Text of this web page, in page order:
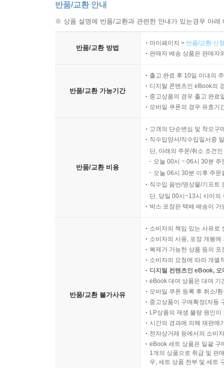
반품/교환 안내
※ 상품 설명에 반품/교환과 관련한 안내가 있는경우 아
반품/교환 방법
마이페이지 > 반품/교환 신
판매자 배송 상품은 판매자
반품/교환 가능기간
출고 완료 후 10일 이내의
디지털 콘텐츠인 eBook의
중고상품의 경우 출고 완료
모바일 쿠폰의 경우 유효기
반품/교환 비용
고객의 단순변심 및 착오구
직수입양서/직수입일서중
단, 아래의 주문/취소 조건
오늘 00시 ~ 06시 30분
오늘 06시 30분 이후 주
직수입 음반/영상물/기프트
단, 당일 00시~13시 사이의
박스 포장은 택배 배송이
반품/교환 불가사유
소비자의 책임 있는 사유로
소비자의 사용, 포장 개봉
복제가 가능한 상품 등의
소비자의 요청에 따라 개별
디지털 컨텐츠인 eBook,
eBook 대여 상품은 대여 기
모바일 쿠폰 등록 후 취소/
중고상품이 구매확정(자동
LP상품의 재생 불량 원인
시간의 경과에 의해 재판매
전자상거래 등에서의 소비
eBook 세트 상품은 일괄 구
1개의 상품으로 취급 및 판
우, 세트 상품 전부 및 세트